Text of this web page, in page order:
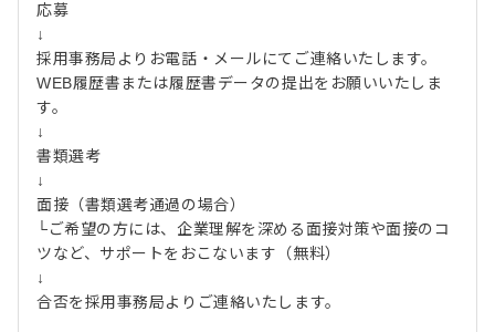
応募
↓
採用事務局よりお電話・メールにてご連絡いたします。
WEB履歴書または履歴書データの提出をお願いいたしま
す。
↓
書類選考
↓
面接（書類選考通過の場合）
└ご希望の方には、企業理解を深める面接対策や面接のコ
ツなど、サポートをおこないます（無料）
↓
合否を採用事務局よりご連絡いたします。